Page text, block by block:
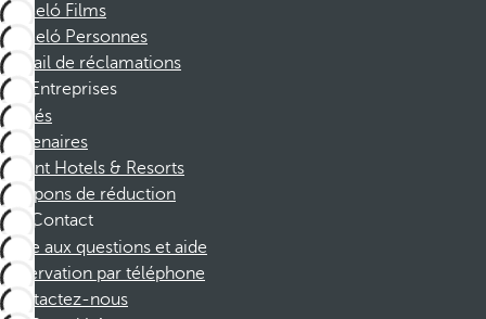
Barceló Films
Barceló Personnes
Portail de réclamations
Entreprises
Affiliés
Partenaires
Dorint Hotels & Resorts
Coupons de réduction
Contact
Foire aux questions et aide
Réservation par téléphone
Contactez-nous